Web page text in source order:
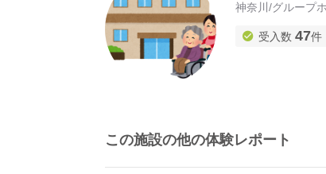
神奈川 /グループ
受入数 47件
この施設の他の体験レポート